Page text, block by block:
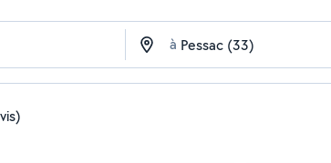
à